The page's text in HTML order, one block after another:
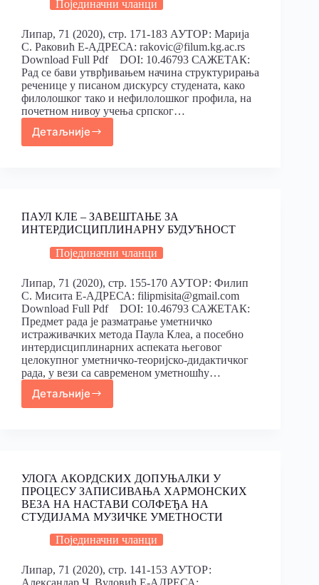
Појединачни чланци
Липар, 71 (2020), стр. 171-183 АУТОР: Марија
С. Раковић Е-АДРЕСА: rakovic@filum.kg.ac.rs
Download Full Pdf DOI: 10.46793 САЖЕТАК:
Рад се бави утврђивањем начина структурирања
реченице у писаном дискурсу студената, како
филолошког тако и нефилолошког профила, на
почетном нивоу учења српског…
Детаљније
ПАУЛ КЛЕ – ЗАВЕШТАЊЕ ЗА
ИНТЕРДИСЦИПЛИНАРНУ БУДУЋНОСТ
Појединачни чланци
Липар, 71 (2020), стр. 155-170 АУТОР: Филип
С. Мисита Е-АДРЕСА: filipmisita@gmail.com
Download Full Pdf DOI: 10.46793 САЖЕТАК:
Предмет рада је разматрање уметничко
истраживачких метода Паула Клеа, а посебно
интердисциплинарних аспеката његовог
целокупног уметничко-теоријско-дидактичког
рада, у вези са савременом уметношћу…
Детаљније
УЛОГА АКОРДСКИХ ДОПУЊАЛКИ У
ПРОЦЕСУ ЗАПИСИВАЊА ХАРМОНСКИХ
ВЕЗА НА НАСТАВИ СОЛФЕЂА НА
СТУДИЈАМА МУЗИЧКЕ УМЕТНОСТИ
Појединачни чланци
Липар, 71 (2020), стр. 141-153 АУТОР: